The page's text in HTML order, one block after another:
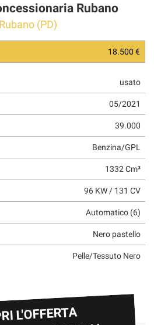
Rubano
(PD)
18.500 €
usato
05/2021
39.000
Benzina/GPL
1332 Cm³
96 KW / 131 CV
Automatico (6)
Nero pastello
Pelle/Tessuto Nero
L'OFFERTA